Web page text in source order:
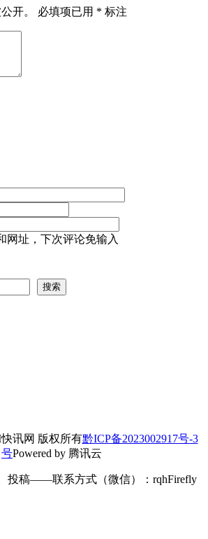
开。 必填项已用 * 标注
网址，下次评论免输入
搜索
讯网 版权所有黔ICP备2023002917号-3
号Powered by 腾讯云
投稿——联系方式（微信）：rqhFirefly